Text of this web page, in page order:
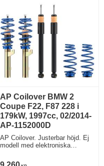
AP Coilover BMW 2
Coupe F22, F87 228 i
179kW, 1997cc, 02/2014-
AP-1152000D
AP Coilover. Justerbar höjd. Ej
modell med elektroniska